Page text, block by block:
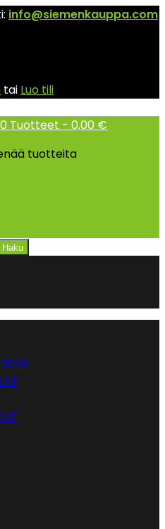
info@siemenkauppa.com
tai Luo tili
0 Tuotteet - 0,00 €
tuotteita
Haku